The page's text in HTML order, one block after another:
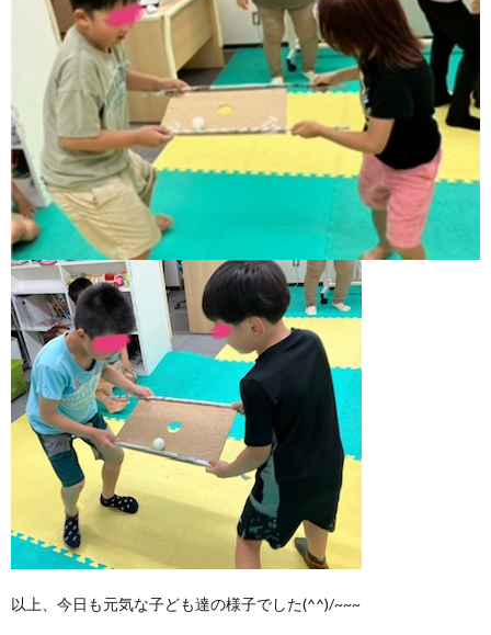
以上、今日も元気な子ども達の様子でした(^^)/~~~